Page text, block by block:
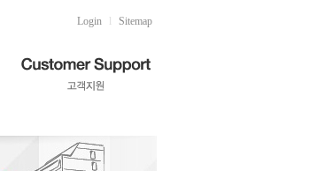
Login Sitemap